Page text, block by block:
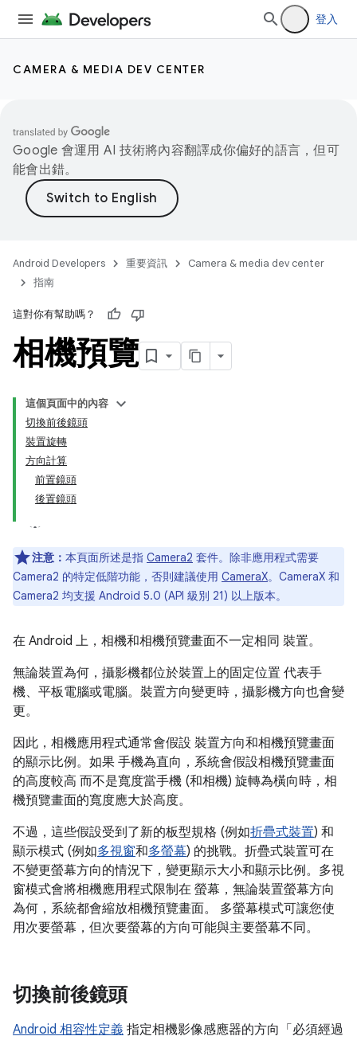
登入
CAMERA & MEDIA DEV CENTER
Google 會運用 AI 技術將內容翻譯成你偏好的語言，但可
能會出錯。
Android Developers 重要資訊
Camera & media dev center
指南
這對你有幫助嗎？
相機預覽
這個頁面中的內容
切換前後鏡頭
裝置旋轉
方向計算
前置鏡頭
後置鏡頭
注意： 本頁面所述是指 Camera2 套件。除非應用程式需要
Camera2 的特定低階功能，否則建議使用 CameraX。CameraX 和
Camera2 均支援 Android 5.0 (API 級別 21) 以上版本。
在 Android 上，相機和相機預覽畫面不一定相同 裝置。
無論裝置為何，攝影機都位於裝置上的固定位置 代表手
機、平板電腦或電腦。裝置方向變更時，攝影機方向也會變
更。
因此，相機應用程式通常會假設 裝置方向和相機預覽畫面
的顯示比例。如果 手機為直向，系統會假設相機預覽畫面
的高度較高 而不是寬度當手機 (和相機) 旋轉為橫向時，相
機預覽畫面的寬度應大於高度。
不過，這些假設受到了新的板型規格 (例如折疊式裝置) 和
顯示模式 (例如多視窗和多螢幕) 的挑戰。折疊式裝置可在
不變更螢幕方向的情況下，變更顯示大小和顯示比例。多視
窗模式會將相機應用程式限制在 螢幕，無論裝置螢幕方向
為何，系統都會縮放相機預覽畫面。 多螢幕模式可讓您使
用次要螢幕，但次要螢幕的方向可能與主要螢幕不同。
切換前後鏡頭
Android 相容性定義 指定相機影像感應器的方向「必須經過